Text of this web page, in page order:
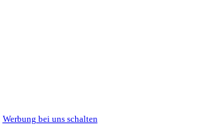
Werbung bei uns schalten